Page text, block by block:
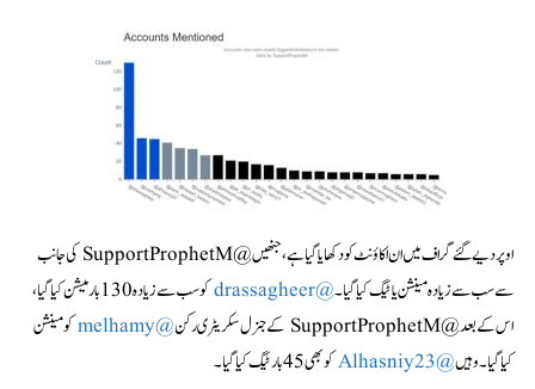
اوپر دیے گئے گراف میں ان اکاؤنٹ کو دکھایا گیا ہے، جنھیں @SupportProphetM کی جانب
سے سب سے زیادہ مینشن یا ٹیگ کیا گیا۔@drassagheer
کو سب سے زیادہ 130 بار میشن کیا گیا،
اس کے بعد @SupportProphetM کے جنرل سکریٹری رکن
@melhamy
کو مینشن
کیا گیا۔ وہیں@Alhasniy23 کو بھی 45 بار ٹیگ کیا گیا۔